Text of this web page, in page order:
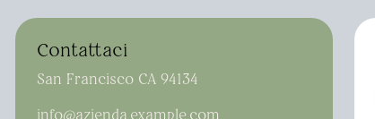
Contattaci
San Francisco CA 94134
info@azienda.example.com